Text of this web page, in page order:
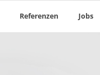
Referenzen Jobs